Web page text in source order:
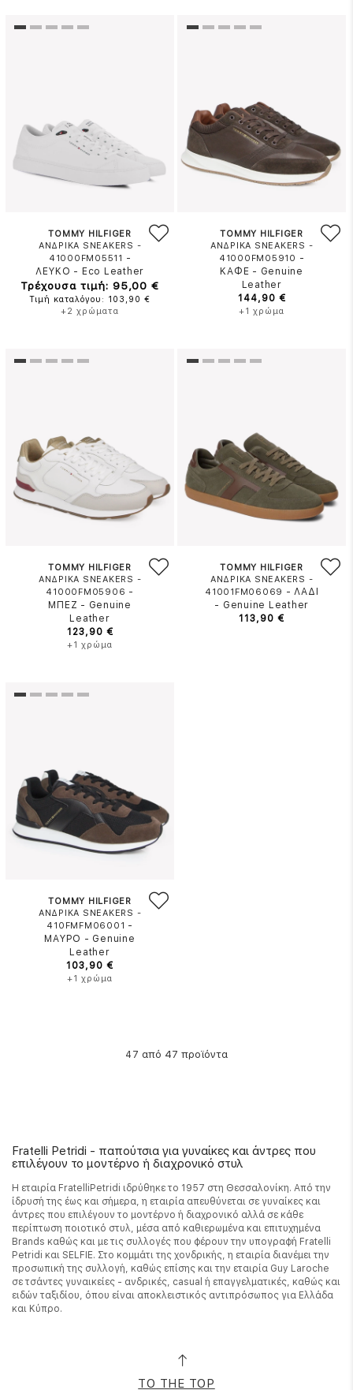
TOMMY HILFIGER
ΑΝΔΡΙΚΑ SNEAKERS -
41000FM05511 -
ΛΕΥΚΟ - Eco Leather
Τρέχουσα τιμή: 95,00 €
Τιμή καταλόγου: 103,90 €
+2 χρώματα
TOMMY HILFIGER
ΑΝΔΡΙΚΑ SNEAKERS -
41000FM05910 -
ΚΑΦΕ - Genuine
Leather
144,90 €
+1 χρώμα
TOMMY HILFIGER
ΑΝΔΡΙΚΑ SNEAKERS -
41000FM05906 -
ΜΠΕΖ - Genuine
Leather
123,90 €
+1 χρώμα
TOMMY HILFIGER
ΑΝΔΡΙΚΑ SNEAKERS -
41001FM06069 -ΛΑΔΙ
- Genuine Leather
113,90 €
TOMMY HILFIGER
ΑΝΔΡΙΚΑ SNEAKERS -
410FMFM06001 -
ΜΑΥΡΟ - Genuine
Leather
103,90 €
+1 χρώμα
47 από 47 προϊόντα
Fratelli Petridi - παπούτσια για γυναίκες και άντρες που
επιλέγουν το μοντέρνο ή διαχρονικό στυλ
Η εταιρία FratelliPetridi ιδρύθηκε το 1957 στη Θεσσαλονίκη. Από την
ίδρυσή της έως και σήμερα, η εταιρία απευθύνεται σε γυναίκες και
άντρες που επιλέγουν το μοντέρνο ή διαχρονικό αλλά σε κάθε
περίπτωση ποιοτικό στυλ, μέσα από καθιερωμένα και επιτυχημένα
Brands καθώς και με τις συλλογές που φέρουν την υπογραφή Fratelli
Petridi και SELFIE. Στο κομμάτι της χονδρικής, η εταιρία διανέμει την
προσωπική της συλλογή, καθώς επίσης και την εταιρία Guy Laroche
σε τσάντες γυναικείες - ανδρικές, casual ή επαγγελματικές, καθώς και
ειδών ταξιδίου, όπου είναι αποκλειστικός αντιπρόσωπος για Ελλάδα
και Κύπρο.
TO THE TOP